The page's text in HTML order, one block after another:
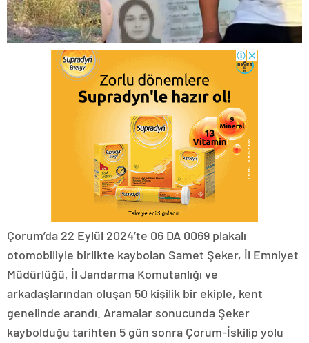
Çorum’da 22 Eylül 2024’te 06 DA 0069 plakalı
otomobiliyle birlikte kaybolan Samet Şeker, İl Emniyet
Müdürlüğü, İl Jandarma Komutanlığı ve
arkadaşlarından oluşan 50 kişilik bir ekiple, kent
genelinde arandı. Aramalar sonucunda Şeker
kaybolduğu tarihten 5 gün sonra Çorum-İskilip yolu